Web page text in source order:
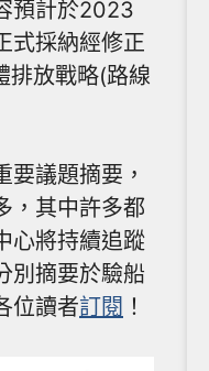
預計於2023
式採納經修正
排放戰略(路線
要議題摘要，
，其中許多都
心將持續追蹤
別摘要於驗船
位讀者訂閱 ！